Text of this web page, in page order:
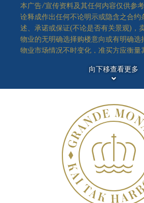
本广告/宣传资料及其任何内容仅供参
诠释成作出任何不论明示或隐含之合约
述、承诺或保证(不论是否有关景观)，
物业的无明确选择购楼意向或有明确选
物业市场情况不时变化，准买方应衡量
宅物业，于任何情况或时间，准买方绝
本广告/宣传资料由卖方发布。
卖方建议准买方参阅售楼说明书，以了
情请参阅售楼说明书。
最后更新日期: 2026年6月12日
免责声明
向下移查看更多